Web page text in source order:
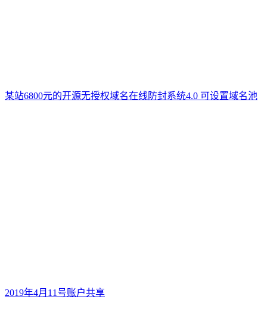
某站6800元的开源无授权域名在线防封系统4.0 可设置域名池
2019年4月11号账户共享